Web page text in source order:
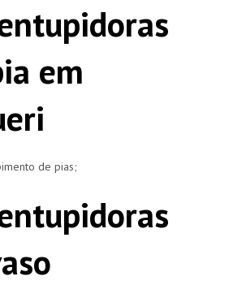
em
de pias;